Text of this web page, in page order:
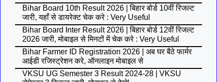
Bihar Board 10th Result 2026 | बिहार बोर्ड 10वीं रिजल्ट
जारी, यहाँ से डायरेक्ट चेक करे : Very Useful
Bihar Board Inter Result 2026 | बिहार बोर्ड 12वीं रिजल्ट
2026 जारी, मोबाइल से मिनटों में चेक करे : Very Useful
Bihar Farmer ID Registration 2026 | अब घर बैठे फार्मर
आईडी रजिस्ट्रेशन करे, ऑनलाइन मोबाइल से
VKSU UG Semester 3 Result 2024-28 | VKSU